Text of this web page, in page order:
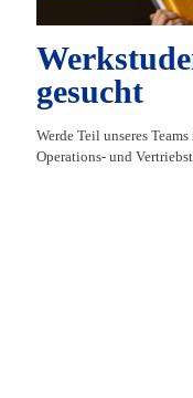
gesucht
Werde Teil unseres
Operations- und